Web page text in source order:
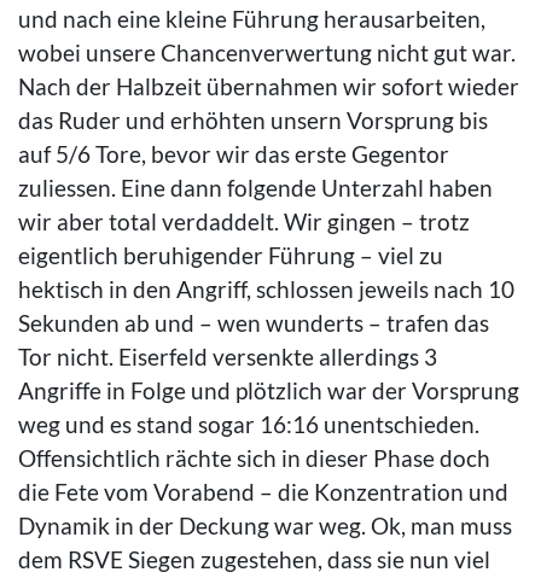
und nach eine kleine Führung herausarbeiten,
wobei unsere Chancenverwertung nicht gut war.
Nach der Halbzeit übernahmen wir sofort wieder
das Ruder und erhöhten unsern Vorsprung bis
auf 5/6 Tore, bevor wir das erste Gegentor
zuliessen. Eine dann folgende Unterzahl haben
wir aber total verdaddelt. Wir gingen – trotz
eigentlich beruhigender Führung – viel zu
hektisch in den Angriff, schlossen jeweils nach 10
Sekunden ab und – wen wunderts – trafen das
Tor nicht. Eiserfeld versenkte allerdings 3
Angriffe in Folge und plötzlich war der Vorsprung
weg und es stand sogar 16:16 unentschieden.
Offensichtlich rächte sich in dieser Phase doch
die Fete vom Vorabend – die Konzentration und
Dynamik in der Deckung war weg. Ok, man muss
dem RSVE Siegen zugestehen, dass sie nun viel